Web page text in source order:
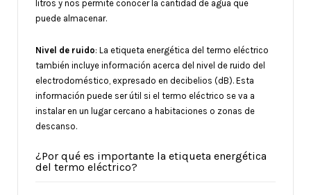
litros y nos permite conocer la cantidad de agua que
puede almacenar.
Nivel de ruido: La etiqueta energética del termo eléctrico
también incluye información acerca del nivel de ruido del
electrodoméstico, expresado en decibelios (dB). Esta
información puede ser útil si el termo eléctrico se va a
instalar en un lugar cercano a habitaciones o zonas de
descanso.
¿Por qué es importante la etiqueta energética
del termo eléctrico?